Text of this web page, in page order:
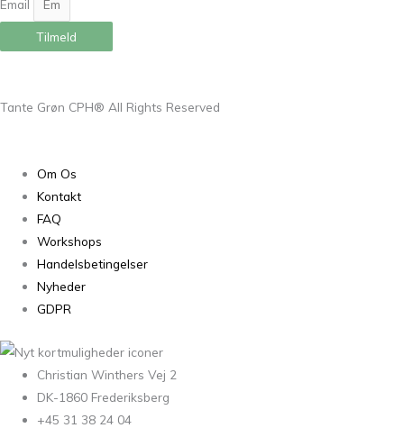
Email
Tilmeld
Tante Grøn CPH® All Rights Reserved
Om Os
Kontakt
FAQ
Workshops
Handelsbetingelser
Nyheder
GDPR
Christian Winthers Vej 2
DK-1860 Frederiksberg
+45 31 38 24 04